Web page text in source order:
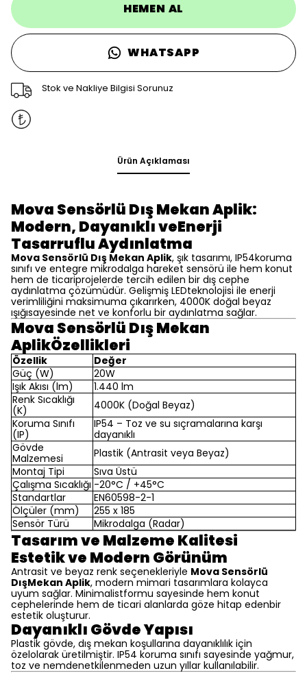
HEMEN AL
WHATSAPP
Stok ve Nakliye Bilgisi Sorunuz
Ürün Açıklaması
Mova Sensörlü Dış Mekan Aplik:
Modern, Dayanıklı veEnerji
Tasarruflu Aydınlatma
Mova Sensörlü Dış Mekan Aplik, şık tasarımı, IP54koruma
sınıfı ve entegre mikrodalga hareket sensörü ile hem konut
hem de ticariprojelerde tercih edilen bir dış cephe
aydınlatma çözümüdür. Gelişmiş LEDteknolojisi ile enerji
verimliliğini maksimuma çıkarırken, 4000K doğal beyaz
ışığısayesinde net ve konforlu bir aydınlatma sağlar.
Mova Sensörlü Dış Mekan
AplikÖzellikleri
Özellik
Değer
Güç (W)
20W
Işık Akısı (lm)
1.440 lm
Renk Sıcaklığı
(K)
4000K (Doğal Beyaz)
Koruma Sınıfı
(IP)
IP54 – Toz ve su sıçramalarına karşı
dayanıklı
Gövde
Malzemesi
Plastik (Antrasit veya Beyaz)
Montaj Tipi
Sıva Üstü
Çalışma Sıcaklığı -20°C / +45°C
Standartlar
EN60598-2-1
Ölçüler (mm)
255 x 185
Sensör Türü
Mikrodalga (Radar)
Tasarım ve Malzeme Kalitesi
Estetik ve Modern Görünüm
Antrasit ve beyaz renk seçenekleriyle Mova Sensörlü
DışMekan Aplik, modern mimari tasarımlara kolayca
uyum sağlar. Minimalistformu sayesinde hem konut
cephelerinde hem de ticari alanlarda göze hitap edenbir
estetik oluşturur.
Dayanıklı Gövde Yapısı
Plastik gövde, dış mekan koşullarına dayanıklılık için
özelolarak üretilmiştir. IP54 koruma sınıfı sayesinde yağmur,
toz ve nemdenetkilenmeden uzun yıllar kullanılabilir.